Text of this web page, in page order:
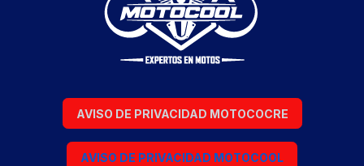
AVISO DE PRIVACIDAD MOTOCOCRE
AVISO DE PRIVACIDAD MOTOCOOL